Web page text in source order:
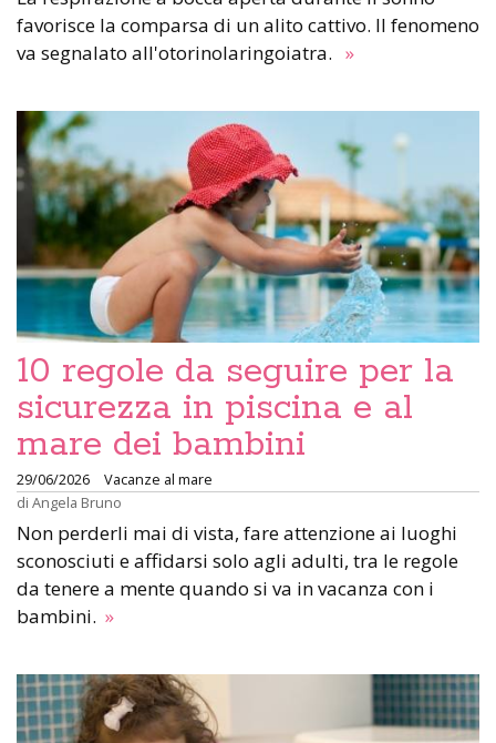
favorisce la comparsa di un alito cattivo. Il fenomeno
va segnalato all'otorinolaringoiatra. »
10 regole da seguire per la
sicurezza in piscina e al
mare dei bambini
29/06/2026
Vacanze al mare
di Angela Bruno
Non perderli mai di vista, fare attenzione ai luoghi
sconosciuti e affidarsi solo agli adulti, tra le regole
da tenere a mente quando si va in vacanza con i
bambini. »